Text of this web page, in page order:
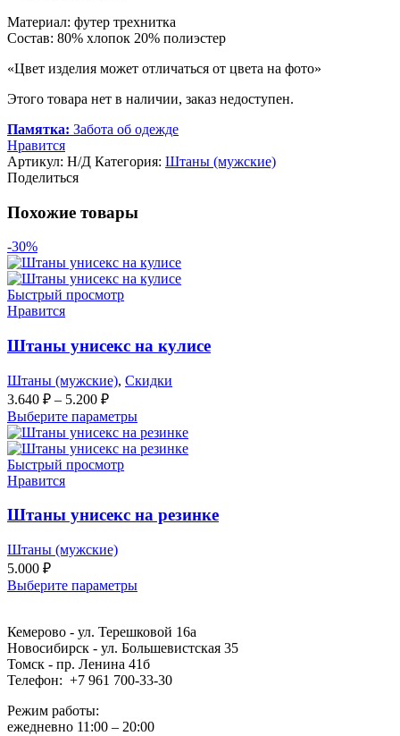
Материал: футер трехнитка
Состав: 80% хлопок 20% полиэстер
«Цвет изделия может отличаться от цвета на фото»
Этого товара нет в наличии, заказ недоступен.
Памятка: Забота об одежде
Нравится
Артикул: Н/Д Категория: Штаны (мужские)
Поделиться
Похожие товары
-30%
Быстрый просмотр
Нравится
Штаны унисекс на кулисе
Штаны (мужские), Скидки
3.640 ₽ – 5.200 ₽
Выберите параметры
Быстрый просмотр
Нравится
Штаны унисекс на резинке
Штаны (мужские)
5.000 ₽
Выберите параметры
Кемерово - ул. Терешковой 16а
Новосибирск - ул. Большевистская 35
Томск - пр. Ленина 41б
Телефон: +7 961 700-33-30
Режим работы:
ежедневно 11:00 – 20:00